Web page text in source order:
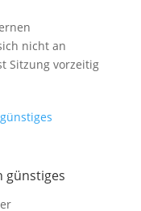
nicht an
Sitzung vorzeitig
günstiges